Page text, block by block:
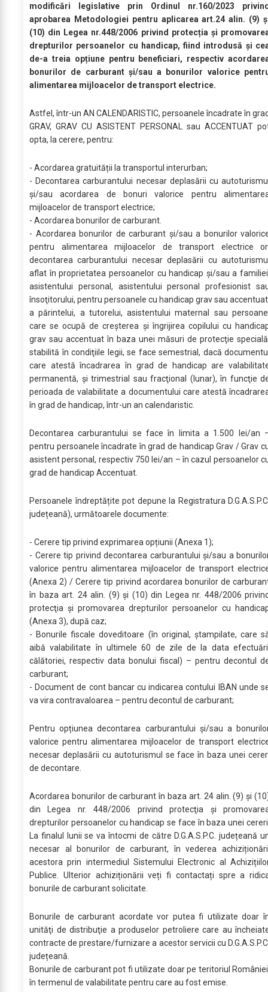
modificări legislative prin Ordinul nr.160/2023
aprobarea Metodologiei pentru aplicarea art.24 alin. (9)
(10) din Legea nr.448/2006 privind protecția și
drepturilor persoanelor cu handicap, fiind introdusă și
de-a treia opțiune pentru beneficiari, respectiv
bonurilor de carburant și/sau a bonurilor valorice
alimentarea mijloacelor de transport electrice.
Astfel, într-un AN CALENDARISTIC, persoanele încadrate în
GRAV, GRAV CU ASISTENT PERSONAL sau ACCENTUAT
opta, la cerere, pentru:
- Acordarea gratuității la transportul interurban;
- Decontarea carburantului necesar deplasării cu
și/sau acordarea de bonuri valorice pentru
mijloacelor de transport electrice;
- Acordarea bonurilor de carburant.
- Acordarea bonurilor de carburant şi/sau a bonurilor
pentru alimentarea mijloacelor de transport electrice
decontarea carburantului necesar deplasării cu
aflat în proprietatea persoanelor cu handicap şi/sau a
asistentului personal, asistentului personal profesionist
însoţitorului, pentru persoanele cu handicap grav sau
a părintelui, a tutorelui, asistentului maternal sau
care se ocupă de creşterea şi îngrijirea copilului cu
grav sau accentuat în baza unei măsuri de protecţie
stabilită în condiţiile legii, se face semestrial, dacă
care atestă încadrarea în grad de handicap are
permanentă, şi trimestrial sau fracţional (lunar), în funcţie
perioada de valabilitate a documentului care atestă
în grad de handicap, într-un an calendaristic.
Decontarea carburantului se face în limita a 1.500 lei/an
pentru persoanele încadrate în grad de handicap Grav / Grav
asistent personal, respectiv 750 lei/an – în cazul persoanelor
grad de handicap Accentuat.
Persoanele îndreptățite pot depune la Registratura
județeană), următoarele documente:
- Cerere tip privind exprimarea opțiunii (Anexa 1);
- Cerere tip privind decontarea carburantului și/sau a
valorice pentru alimentarea mijloacelor de transport
(Anexa 2) / Cerere tip privind acordarea bonurilor de
în baza art. 24 alin. (9) şi (10) din Legea nr. 448/2006
protecţia şi promovarea drepturilor persoanelor cu
(Anexa 3), după caz;
- Bonurile fiscale doveditoare (în original, ștampilate, care
aibă valabilitate în ultimele 60 de zile de la data
călătoriei, respectiv data bonului fiscal) – pentru decontul
carburant;
- Document de cont bancar cu indicarea contului IBAN unde
va vira contravaloarea – pentru decontul de carburant;
Pentru opțiunea decontarea carburantului şi/sau a
valorice pentru alimentarea mijloacelor de transport
necesar deplasării cu autoturismul se face în baza unei
de decontare.
Acordarea bonurilor de carburant în baza art. 24 alin. (9) şi
din Legea nr. 448/2006 privind protecţia şi
drepturilor persoanelor cu handicap se face în baza unei
La finalul lunii se va întocmi de către D.G.A.S.P.C. județeană
necesar al bonurilor de carburant, în vederea
acestora prin intermediul Sistemului Electronic al
Publice. Ulterior achiziționării veți fi contactați spre a
bonurile de carburant solicitate.
Bonurile de carburant acordate vor putea fi utilizate doar
unităţi de distribuţie a produselor petroliere care au
contracte de prestare/furnizare a acestor servicii cu
județeană.
Bonurile de carburant pot fi utilizate doar pe teritoriul
în termenul de valabilitate pentru care au fost emise.